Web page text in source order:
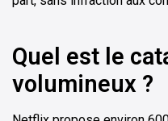
Quel est le
volumineux ?